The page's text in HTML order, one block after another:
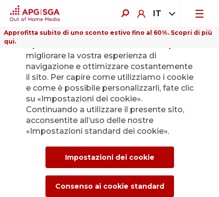
IT
Approfitta subito di uno sconto estivo fino al 60%. Scopri di più
qui.
Indietro
L’Ufficio stampa di
APG|SGA per le
news e i comunicati
stampa.
migliorare la vostra esperienza di
navigazione e ottimizzare costantemente
il sito. Per capire come utilizziamo i cookie
e come è possibile personalizzarli, fate clic
su «Impostazioni dei cookie».
Continuando a utilizzare il presente sito,
acconsentite all’uso delle nostre
«Impostazioni standard dei cookie».
Impostazioni dei cookie
Consenso ai cookie standard